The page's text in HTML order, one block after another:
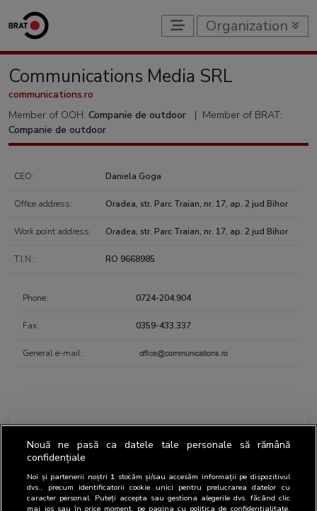
Organization
Communications Media SRL
communications.ro
Member of OOH: Companie de outdoor | Member of BRAT:
Companie de outdoor
CEO: Daniela Goga
Office address: Oradea, str. Parc Traian, nr. 17, ap. 2 jud Bihor
Work point address: Oradea, str. Parc Traian, nr. 17, ap. 2 jud Bihor
T.I.N.: RO 9668985
Phone: 0724-204.904
Fax: 0359-433.337
General e-mail:
Contact person regarding BRAT
Representatives Name Position Email Phone
BRAT
Daniela
Director
0359-
Nouă ne pasă ca datele tale personale să rămână
confidențiale
Noi și partenerii noștri 1 stocăm și/sau accesăm informații pe dispozitivul
dvs., precum identificatorii cookie unici pentru prelucrarea datelor cu
caracter personal. Puteți accepta sau gestiona alegerile dvs. făcând clic
mai jos sau în orice moment, pe pagina cu politica de confidențialitate.